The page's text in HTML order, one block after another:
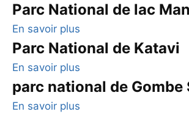
Parc National de lac
En savoir plus
Parc National de Katavi
En savoir plus
parc national de Gombe
En savoir plus